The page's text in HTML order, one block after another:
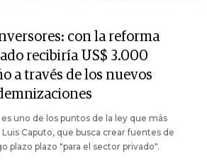
con la reforma
recibiría US$ 3.000
a través de los nuevos
uno de los puntos de la ley que más
Caputo, que busca crear fuentes de
plazo plazo "para el sector privado".